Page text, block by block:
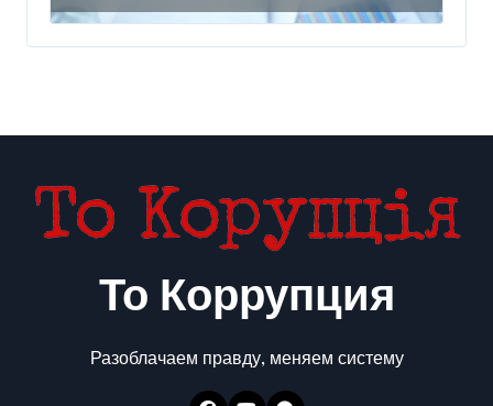
кто в лидерах
То Коррупция
Разоблачаем правду, меняем систему